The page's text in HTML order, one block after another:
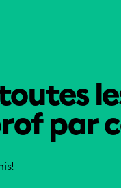
par